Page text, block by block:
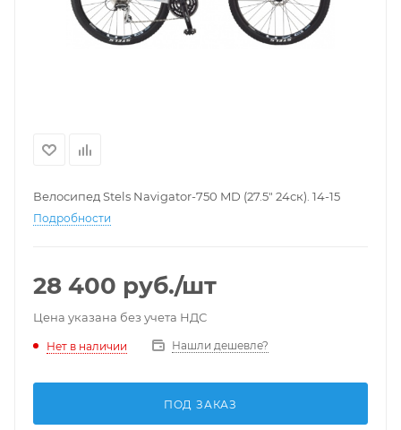
Велосипед Stels Navigator-750 MD (27.5" 24ск). 14-15
Подробности
28 400 руб./шт
Цена указана без учета НДС
Нет в наличии Нашли дешевле?
ПОД ЗАКАЗ